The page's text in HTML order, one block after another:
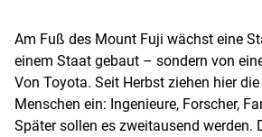
Am Fuß des Mount Fuji wächst eine
einem Staat gebaut – sondern von
Von Toyota. Seit Herbst ziehen hier
Menschen ein: Ingenieure, Forscher,
Später sollen es zweitausend werden.